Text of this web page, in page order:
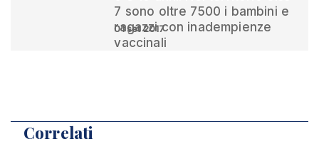
7 sono oltre 7500 i bambini e
ragazzi con inadempienze
vaccinali
01 set 2017
Correlati